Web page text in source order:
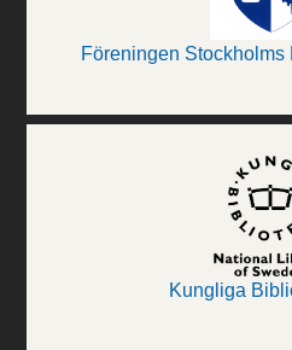
Föreningen Stockholms
Kungliga